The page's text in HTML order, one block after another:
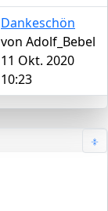
Dankeschön
von Adolf_Bebel
11 Okt. 2020
10:23